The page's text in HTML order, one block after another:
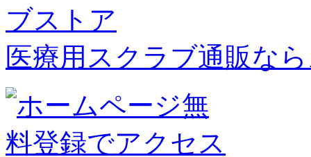
医療用スクラブ通販な